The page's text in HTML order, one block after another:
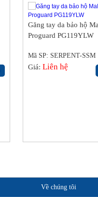
Găng tay da bảo hộ
Proguard PG119YLW
Mã SP: SERPENT-SSM
Giá:Liên hệ
Về chúng tôi